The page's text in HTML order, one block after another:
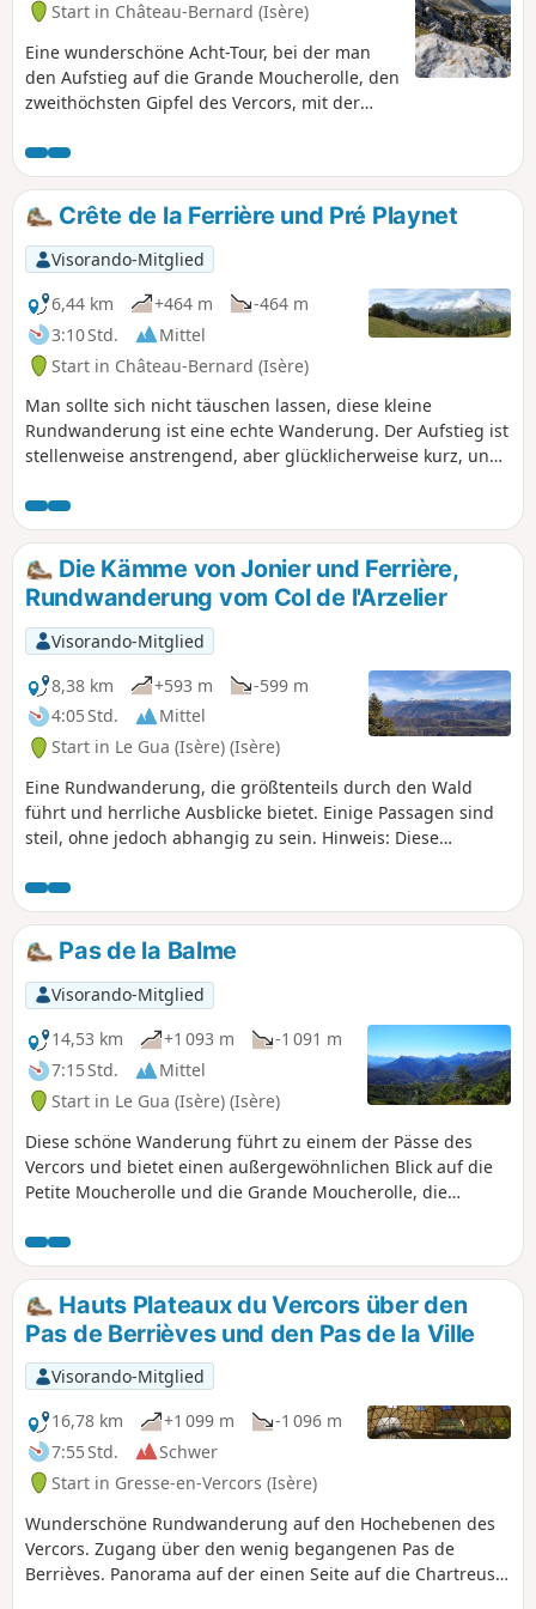
Wanderung wird aus den unter
„Praktische Informationen“ erläuterten
Gründen als sehr schwierig eingestuft.
Start in Château-Bernard (Isère)
Eine wunderschöne Acht-Tour, bei der man
den Aufstieg auf die Grande Moucherolle, den
zweithöchsten Gipfel des Vercors, mit der
Pässen und der Erkundung der Grate des
Rocher des Deux Sœurs verbinden kann.
Diese Wanderung umfasst zwei kurze
Kletterpassagen (jeweils weniger als 5 m), die
nicht besonders schwierig, aber ausgesetzt
sind. Ein gutes Viertel der Strecke verläuft auf
wenig markierten Pfaden, die ein gutes
Orientierungsvermögen erfordern, auch
wenn die Wegfindung einfach ist. Murmeltier
und Steinböcke stehen auf dem Programm.
Crête de la Ferrière und Pré Playnet
Visorando-Mitglied
6,44 km
+464 m
-464 m
3:10 Std.
Mittel
Start in Château-Bernard (Isère)
Man sollte sich nicht täuschen lassen, diese kleine
Rundwanderung ist eine echte Wanderung. Der Aufstieg ist
stellenweise anstrengend, aber glücklicherweise kurz, und
Genuss (man blickt fast senkrecht auf das Tal der Gresse
und das Dorf Miribel Lanchâtre hinunter). Die Aussicht vom
Gipfel ist einen Abstecher wert.
Die Kämme von Jonier und Ferrière,
Rundwanderung vom Col de l'Arzelier
Visorando-Mitglied
8,38 km
+593 m
-599 m
4:05 Std.
Mittel
Start in Le Gua (Isère) (Isère)
Eine Rundwanderung, die größtenteils durch den Wald
führt und herrliche Ausblicke bietet. Einige Passagen sind
steil, ohne jedoch abhangig zu sein. Hinweis: Diese
Höhenmeter und endet mit einem Aufstieg über 125
Höhenmeter, aber die Umgebung ist reizvoll und es geht
sehr gut.Pas de la Balme
Visorando-Mitglied
14,53 km
+1 093 m
-1 091 m
7:15 Std.
Mittel
Start in Le Gua (Isère) (Isère)
Diese schöne Wanderung führt zu einem der Pässe des
Vercors und bietet einen außergewöhnlichen Blick auf die
Petite Moucherolle und die Grande Moucherolle, die
überragen.
Hauts Plateaux du Vercors über den
Pas de Berrièves und den Pas de la Ville
Visorando-Mitglied
16,78 km
+1 099 m
-1 096 m
7:55 Std.
Schwer
Start in Gresse-en-Vercors (Isère)
Wunderschöne Rundwanderung auf den Hochebenen des
Vercors. Zugang über den wenig begangenen Pas de
Berrièves. Panorama auf der einen Seite auf die Chartreuse,